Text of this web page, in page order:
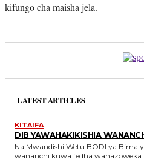
kifungo cha maisha jela.
LATEST ARTICLES
KITAIFA
DIB YAWAHAKIKISHIA
Na Mwandishi Wetu BODI ya Bima ya Amana (DIB) imewahakikishia
wananchi kuwa fedha